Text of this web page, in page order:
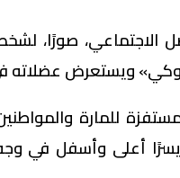
الاجتماعي، صورًا،
ويستعرض عضلاته
للمارة
أعلى وأسفل في